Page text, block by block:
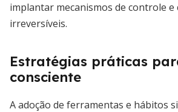
implantar mecanismos de controle e
irreversíveis.
Estratégias práticas
consciente
A adoção de ferramentas e hábitos